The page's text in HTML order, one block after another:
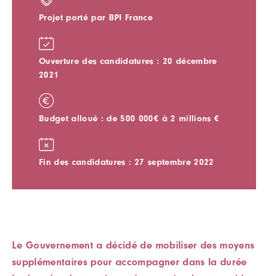
Projet porté par BPI France
Ouverture des candidatures : 20 décembre
2021
Budget alloué : de 500 000€ à 2 millions €
Fin des candidatures : 27 septembre 2022
Le Gouvernement a décidé de mobiliser des moyens
supplémentaires pour accompagner dans la durée